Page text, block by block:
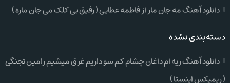
دانلود آهنگ مه جان مار از فاطمه عطایی ( رفیق بی کلک می جان ماره )
دسته‌بندی نشده
دانلود آهنگ ریه ام داغان چشام کم سو داریم غرق میشیم رامین تجنگی
( ریمیکس اینستا )